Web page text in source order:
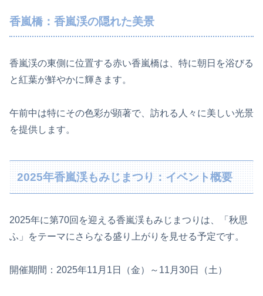
香嵐橋：香嵐渓の隠れた美景
香嵐渓の東側に位置する赤い香嵐橋は、特に朝日を浴びる
と紅葉が鮮やかに輝きます。
午前中は特にその色彩が顕著で、訪れる人々に美しい光景
を提供します。
2025年香嵐渓もみじまつり：イベント概要
2025年に第70回を迎える香嵐渓もみじまつりは、「秋思
ふ」をテーマにさらなる盛り上がりを見せる予定です。
開催期間：2025年11月1日（金）～11月30日（土）